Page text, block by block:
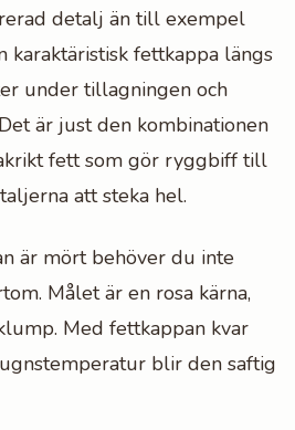
detalj än till exempel
karaktäristisk fettkappa längs
under tillagningen och
är just den kombinationen
fett som gör ryggbiff till
att steka hel.
är mört behöver du inte
Målet är en rosa kärna,
Med fettkappan kvar
blir den saftig